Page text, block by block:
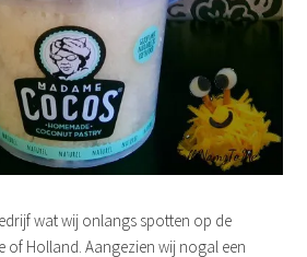
wat wij onlangs spotten op de
of Holland. Aangezien wij nogal een